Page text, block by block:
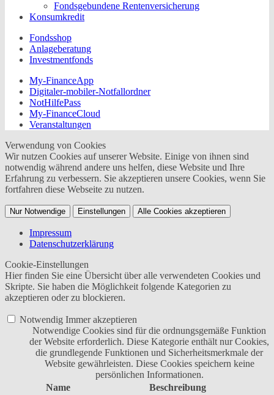
Fondsgebundene Rentenversicherung
Konsumkredit
Fondsshop
Anlageberatung
Investmentfonds
My-FinanceApp
Digitaler-mobiler-Notfallordner
NotHilfePass
My-FinanceCloud
Veranstaltungen
Verwendung von Cookies
Wir nutzen Cookies auf unserer Website. Einige von ihnen sind
notwendig während andere uns helfen, diese Website und Ihre
Erfahrung zu verbessern. Sie akzeptieren unsere Cookies, wenn Sie
fortfahren diese Webseite zu nutzen.
Nur Notwendige Einstellungen Alle Cookies akzeptieren
Impressum
Datenschutzerklärung
Cookie-Einstellungen
Hier finden Sie eine Übersicht über alle verwendeten Cookies und
Skripte. Sie haben die Möglichkeit folgende Kategorien zu
akzeptieren oder zu blockieren.
Notwendig Immer akzeptieren
Notwendige Cookies sind für die ordnungsgemäße Funktion
der Website erforderlich. Diese Kategorie enthält nur Cookies,
die grundlegende Funktionen und Sicherheitsmerkmale der
Website gewährleisten. Diese Cookies speichern keine
persönlichen Informationen.
Name
Beschreibung